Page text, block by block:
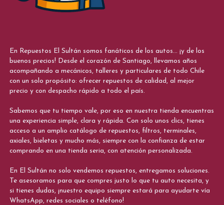
En Repuestos El Sultán somos fanáticos de los autos... ¡y de los
buenos precios! Desde el corazón de Santiago, llevamos años
acompañando a mecánicos, talleres y particulares de todo Chile
con un solo propósito: ofrecer repuestos de calidad, al mejor
precio y con despacho rápido a todo el país.
Sabemos que tu tiempo vale, por eso en nuestra tienda encuentras
una experiencia simple, clara y rápida. Con solo unos clics, tienes
acceso a un amplio catálogo de repuestos, filtros, terminales,
axiales, bieletas y mucho más, siempre con la confianza de estar
comprando en una tienda seria, con atención personalizada.
En El Sultán no solo vendemos repuestos, entregamos soluciones.
Te asesoramos para que compres justo lo que tu auto necesita, y
si tienes dudas, ¡nuestro equipo siempre estará para ayudarte vía
WhatsApp, redes sociales o teléfono!